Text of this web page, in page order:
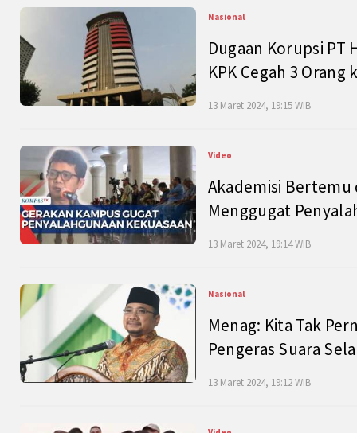
Nasional
Dugaan Korupsi PT
KPK Cegah 3 Orang
13 Maret 2024, 19:15 WIB
Video
Akademisi Bertemu
Menggugat
13 Maret 2024, 19:14 WIB
Nasional
Menag: Kita Tak
Pengeras Suara
13 Maret 2024, 19:12 WIB